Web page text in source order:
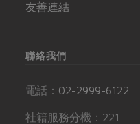
友善連結
聯絡我們
電話： 02-2999-6122
社籍服務分機：221